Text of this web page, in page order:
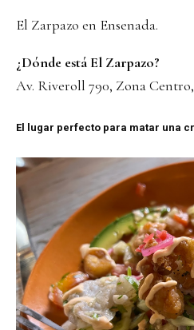
El Zarpazo en Ensenada.
¿Dónde está El Zarpazo?
Av. Riveroll 790, Zona Centro,
El lugar perfecto para matar una